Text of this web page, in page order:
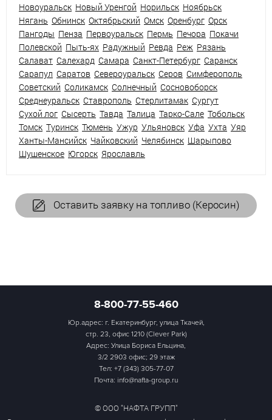
Новоуральск Новый Уренгой Норильск Ноябрьск
Нягань Обнинск Октябрьский Омск Оренбург Орск
Пангоды Пенза Первоуральск Пермь Печора Покачи
Полевской Пыть-ях Радужный Ревда Реж Рязань
Салават Салехард Самара Санкт-Петербург Саранск
Сарапул Саратов Североуральск Серов Симферополь
Советский Соликамск Солнечный Сосновоборск
Среднеуральск Ставрополь Стерлитамак Сургут
Сухой лог Сысерть Тавда Талица Тарко-Сале Тобольск
Томск Туринск Тюмень Ужур Ульяновск Уфа Ухта Уяр
Ханты-Мансийск Чайковский Челябинск Шарыпово
Шушенское Югорск Ярославль
Оставить заявку на топливо (Керосин)
8-800-77-55-460
Юр.адрес: г. Екатеринбург, улица Ткачей,
стр. 23, офис 1210 (Clever Park)
Адрес: Улица Бориса Ельцина,
3/2 2903 офис; 29 этаж
Тел: +7 (343) 305-77-07
Почта: info@nafta-group.ru
© ООО "НАФТА ГРУПП"